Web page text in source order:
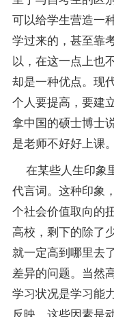
可以给学生营造一
学过来的，甚至靠
以，在这一点上也
却是一种优点。现
个人要提高，要建
拿中国的硕士博士
是老师不好好上课
在某些人生印象
代言词。这种印象
个社会价值取向的
高校，剩下的除了
就一定高到哪里去
差异的问题。当然
学习状况是学习能
反映。这些因素是